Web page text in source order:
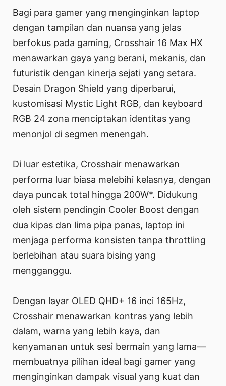
Bagi para gamer yang menginginkan laptop
dengan tampilan dan nuansa yang jelas
berfokus pada gaming, Crosshair 16 Max HX
menawarkan gaya yang berani, mekanis, dan
futuristik dengan kinerja sejati yang setara.
Desain Dragon Shield yang diperbarui,
kustomisasi Mystic Light RGB, dan keyboard
RGB 24 zona menciptakan identitas yang
menonjol di segmen menengah.
Di luar estetika, Crosshair menawarkan
performa luar biasa melebihi kelasnya, dengan
daya puncak total hingga 200W*. Didukung
oleh sistem pendingin Cooler Boost dengan
dua kipas dan lima pipa panas, laptop ini
menjaga performa konsisten tanpa throttling
berlebihan atau suara bising yang
mengganggu.
Dengan layar OLED QHD+ 16 inci 165Hz,
Crosshair menawarkan kontras yang lebih
dalam, warna yang lebih kaya, dan
kenyamanan untuk sesi bermain yang lama—
membuatnya pilihan ideal bagi gamer yang
menginginkan dampak visual yang kuat dan